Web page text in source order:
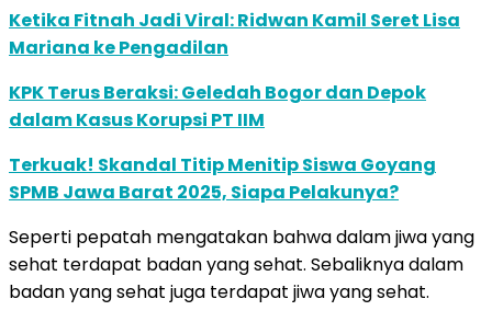
Ketika Fitnah Jadi Viral: Ridwan Kamil Seret Lisa
Mariana ke Pengadilan
KPK Terus Beraksi: Geledah Bogor dan Depok
dalam Kasus Korupsi PT IIM
Terkuak! Skandal Titip Menitip Siswa Goyang
SPMB Jawa Barat 2025, Siapa Pelakunya?
Seperti pepatah mengatakan bahwa dalam jiwa yang
sehat terdapat badan yang sehat. Sebaliknya dalam
badan yang sehat juga terdapat jiwa yang sehat.